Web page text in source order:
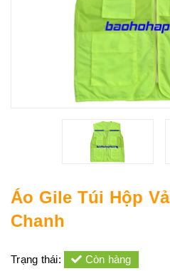
Áo Gile Túi Hộp
Chanh
Trạng thái: Còn hàng